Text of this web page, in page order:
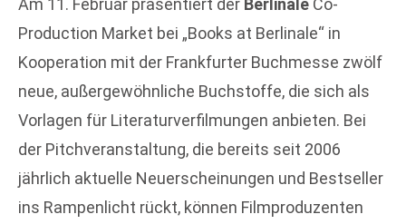
Am 11. Februar präsentiert der Berlinale Co-
Production Market bei „Books at Berlinale“ in
Kooperation mit der Frankfurter Buchmesse zwölf
neue, außergewöhnliche Buchstoffe, die sich als
Vorlagen für Literaturverfilmungen anbieten. Bei
der Pitchveranstaltung, die bereits seit 2006
jährlich aktuelle Neuerscheinungen und Bestseller
ins Rampenlicht rückt, können Filmproduzenten